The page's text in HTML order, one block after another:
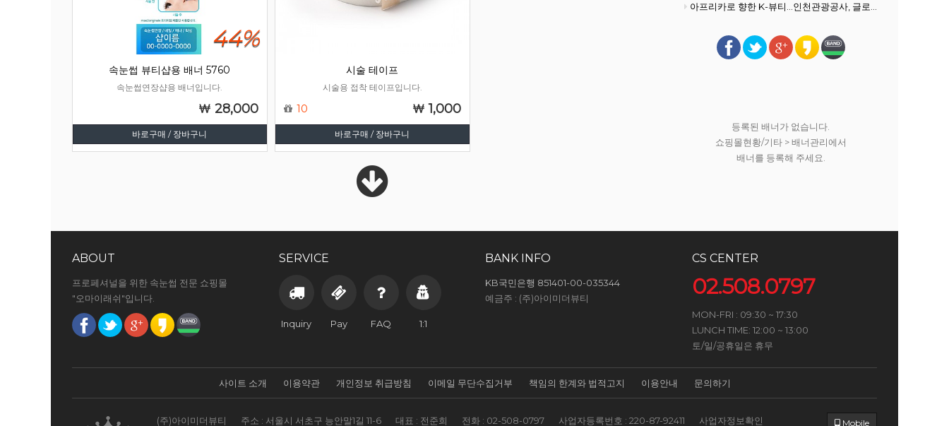
44%
속눈썹 뷰티샵용 배너 5760
속눈썹연장샵용 배너입니다.
28,000
바로구매 / 장바구니
시술 테이프
시술용 접착 테이프입니다.
10 1,000
바로구매 / 장바구니
아프리카로 향한 K-뷰티…인천관광공사, 글로벌사우스 공략 강화
등록된 배너가 없습니다.
쇼핑몰현황/기타 > 배너관리에서
배너를 등록해 주세요.
ABOUT
프로페셔널을 위한 속눈썹 전문 쇼핑몰
"오마이래쉬"입니다.
SERVICE
Inquiry Pay FAQ 1:1
BANK INFO
KB국민은행 851401-00-035344
예금주 : (주)아이미더뷰티
CS CENTER
02.508.0797
MON-FRI : 09:30 ~ 17:30
LUNCH TIME: 12:00 ~ 13:00
토/일/공휴일은 휴무
사이트 소개 이용약관 개인정보 취급방침 이메일 무단수집거부 책임의 한계와 법적고지 이용안내 문의하기
(주)아이미더뷰티 주소 : 서울시 서초구 능안말1길 11-6 대표 : 전준희 전화 : 02-508-0797 사업자등록번호 : 220-87-92411 사업자정보확인 Mobile